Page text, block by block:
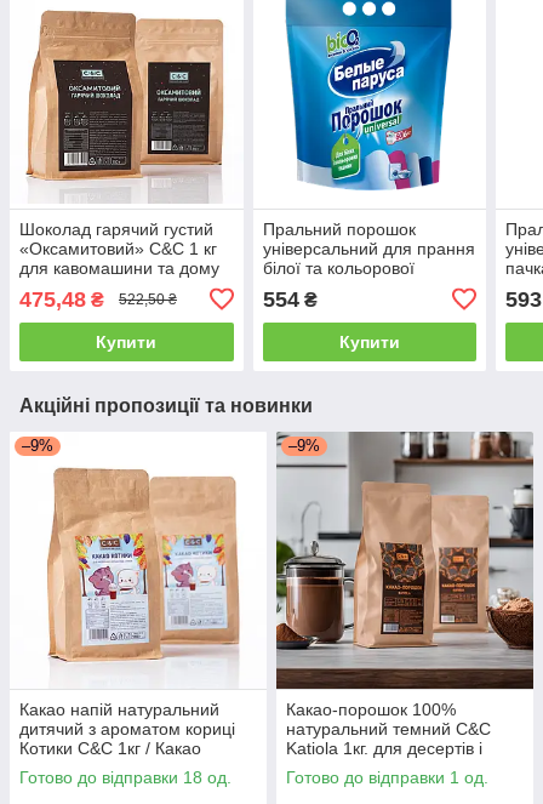
Шоколад гарячий густий
«Оксамитовий» C&C 1 кг
для кавомашини та дому
смак молочного шоколаду
475,48 ₴ 522,50 ₴
Купити
Пральний порошок
універсальний для прання
білої та кольорової
UNIVERSAL 6 кг
554₴
Купити
Акційні пропозиції та новинки
–9%
Какао напій натуральний
дитячий з ароматом кориці
Котики C&C 1кг / Какао
порошок для дітей
Готово до відправки 18 од.
–9%
Какао-порошок 100%
натуральний темний C&C
Katiola 1кг. для десертів і
напоїв без цукру
Готово до відправки 1 од.